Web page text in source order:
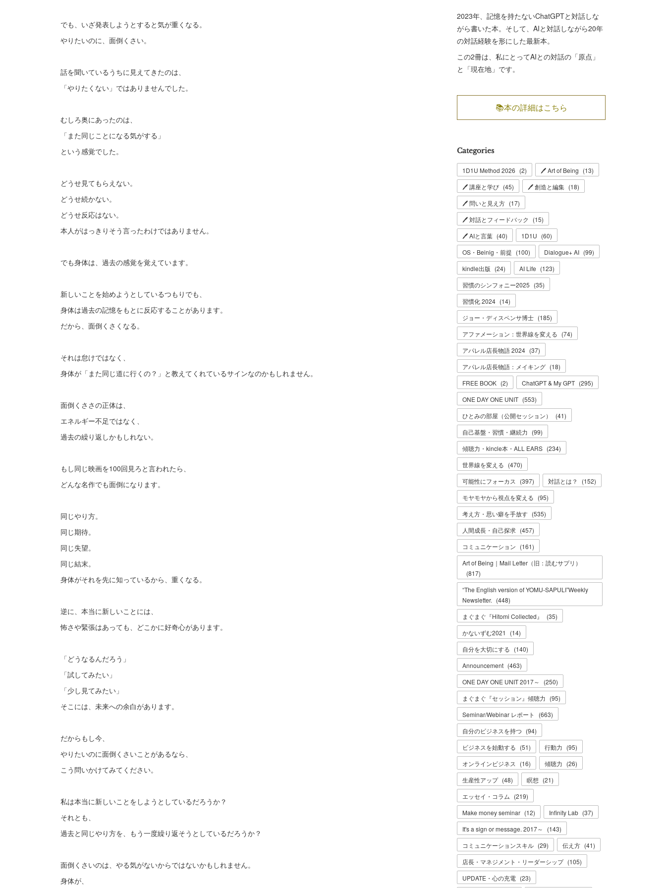
でも、いざ発表しようとすると気が重くなる。
やりたいのに、面倒くさい。
話を聞いているうちに見えてきたのは、
「やりたくない」ではありませんでした。
むしろ奥にあったのは、
「また同じことになる気がする」
という感覚でした。
どうせ見てもらえない。
どうせ続かない。
どうせ反応はない。
本人がはっきりそう言ったわけではありません。
でも身体は、過去の感覚を覚えています。
新しいことを始めようとしているつもりでも、
身体は過去の記憶をもとに反応することがあります。
だから、面倒くさくなる。
それは怠けではなく、
身体が「また同じ道に行くの？」と教えてくれているサインなのかもしれません。
面倒くささの正体は、
エネルギー不足ではなく、
過去の繰り返しかもしれない。
もし同じ映画を100回見ろと言われたら、
どんな名作でも面倒になります。
同じやり方。
同じ期待。
同じ失望。
同じ結末。
身体がそれを先に知っているから、重くなる。
逆に、本当に新しいことには、
怖さや緊張はあっても、どこかに好奇心があります。
「どうなるんだろう」
「試してみたい」
「少し見てみたい」
そこには、未来への余白があります。
だからもし今、
やりたいのに面倒くさいことがあるなら、
こう問いかけてみてください。
私は本当に新しいことをしようとしているだろうか？
それとも、
過去と同じやり方を、もう一度繰り返そうとしているだろうか？
面倒くさいのは、やる気がないからではないかもしれません。
身体が、
2023年、記憶を持たないChatGPTと対話しな
がら書いた本。そして、AIと対話しながら20年
の対話経験を形にした最新本。
この2冊は、私にとってAIとの対話の「原点」
と「現在地」です。
📚本の詳細はこちら
Categories
1D1U Method 2026 (2) 🖊 Art of Being (13)
🖊 講座と学び (45) 🖊 創造と編集 (18)
🖊 問いと見え方 (17)
🖊 対話とフィードバック
(15)
🖊 AIと言葉 (40) 1D1U (60)
OS・Beinig・前提 (100) Dialogue+ AI (99)
kindle出版 (24) AI Life (123)
習慣のシンフォニー2025 (35)
習慣化 2024 (14)
ジョー・ディスペンサ博士 (185)
アファメーション：世界線を変える (74)
アパレル店長物語 2024 (37)
アパレル店長物語：メイキング (18)
FREE BOOK (2) ChatGPT & My GPT (295)
ONE DAY ONE UNIT (553)
ひとみの部屋（公開セッション）
(41)
自己基盤・習慣・継続力 (99)
傾聴力・kincle本・ALL EARS (234)
世界線を変える (470)
可能性にフォーカス
(397) 対話とは？ (152)
モヤモヤから視点を変える (95)
考え方・思い癖を手放す (535)
人間成長・自己探求 (457)
コミュニケーション (161)
Art of Being｜Mail Letter（旧：読むサプリ）
(817)
“The English version of YOMU-SAPULI”Weekly
Newsletter. (448)
まぐまぐ『Hitomi Collected』
(35)
かないずむ2021
(14)
自分を大切にする (140)
Announcement (463)
ONE DAY ONE UNIT 2017～
(250)
まぐまぐ『セッション』傾聴力 (95)
Seminar/Webinar レポート
(663)
自分のビジネスを持つ (94)
ビジネスを始動する (51) 行動力 (95)
オンラインビジネス
(16) 傾聴力 (26)
生産性アップ (48) 瞑想 (21)
エッセイ・コラム (219)
Make money seminar (12) Infinity Lab (37)
It's a sign or message. 2017～
(143)
コミュニケーションスキル (29) 伝え方 (41)
店長・マネジメント・リーダーシップ (105)
UPDATE・心の充電 (23)